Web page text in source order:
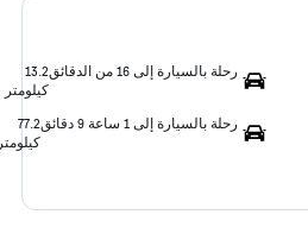
رحلة بالسيارة إلى 16 من الدقائق
13.2
كيلومتر
رحلة بالسيارة إلى 1 ساعة 9 دقائق
77.2